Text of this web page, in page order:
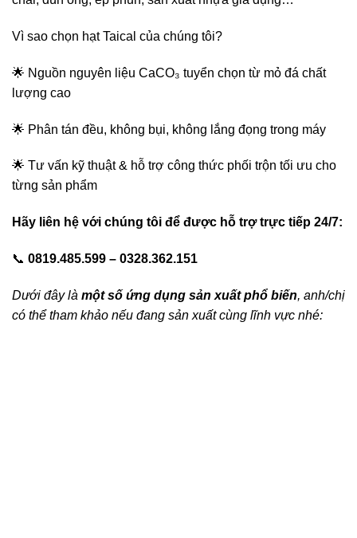
Vì sao chọn hạt Taical của chúng tôi?
🌟 Nguồn nguyên liệu CaCO₃ tuyển chọn từ mỏ đá chất
lượng cao
🌟 Phân tán đều, không bụi, không lắng đọng trong máy
🌟 Tư vấn kỹ thuật & hỗ trợ công thức phối trộn tối ưu cho
từng sản phẩm
Hãy liên hệ với chúng tôi để được hỗ trợ trực tiếp 24/7:
📞 0819.485.599 – 0328.362.151
Dưới đây là một số ứng dụng sản xuất phổ biến, anh/chị
có thể tham khảo nếu đang sản xuất cùng lĩnh vực nhé: